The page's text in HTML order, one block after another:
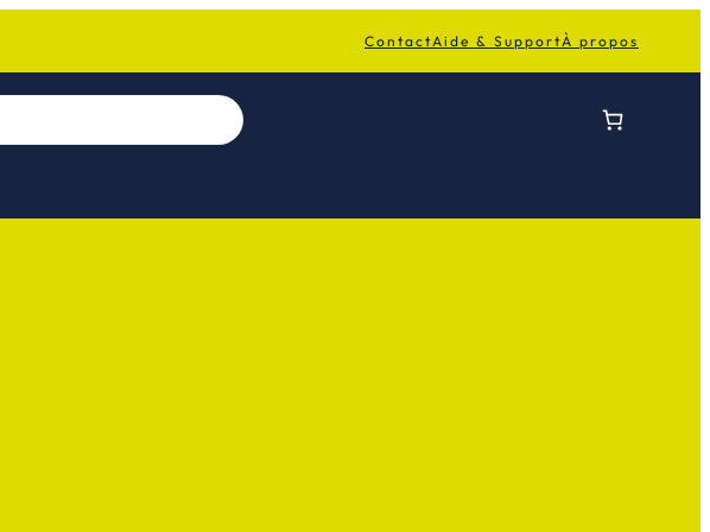
ContactAide & SupportÀ propos